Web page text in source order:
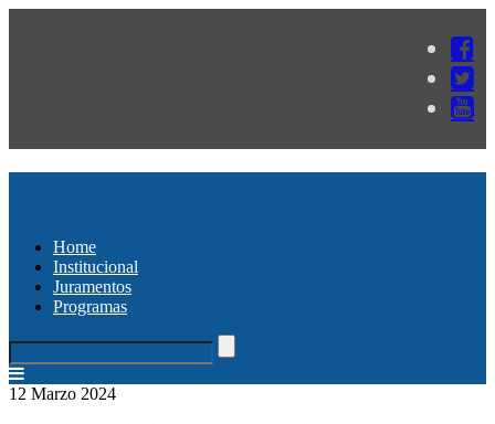
Home
Institucional
Juramentos
Programas
12 Marzo 2024